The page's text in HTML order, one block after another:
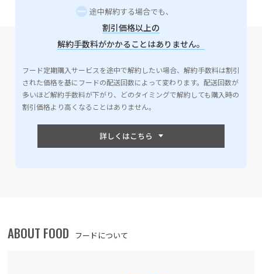
途中解約する場合でも、
割引価格以上の
解約手数料がかかることはありません。
フード定期購入サービスを途中で解約したい場合、解約手数料は割引
された価格を基にフードの配送回数によって変わります。配送回数が
多いほど解約手数料が下がり、どのタイミングで解約しても購入時の
割引価格より高くなることはありません。
ABOUT FOOD フードについて